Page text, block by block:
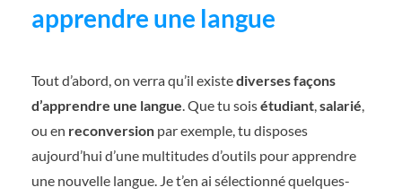
apprendre une langue
Tout d’abord, on verra qu’il existediverses façons
d’apprendre une langue. Que tu soisétudiant,salarié,
ou en reconversion par exemple, tu disposes
aujourd’hui d’une multitudes d’outils pour apprendre
une nouvelle langue. Je t’en ai sélectionné quelques-